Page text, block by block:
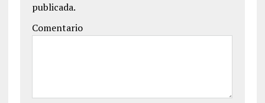
publicada.
Comentario